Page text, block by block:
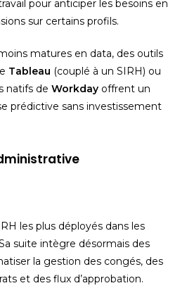
pour anticiper les besoins en
sur certains profils.
matures en data, des outils
Tableau (couplé à un SIRH) ou
natifs de Workday offrent un
prédictive sans investissement
les plus déployés dans les
suite intègre désormais des
la gestion des congés, des
et des flux d’approbation.